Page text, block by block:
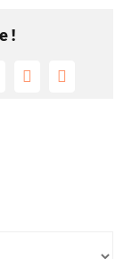
!
Vk Email